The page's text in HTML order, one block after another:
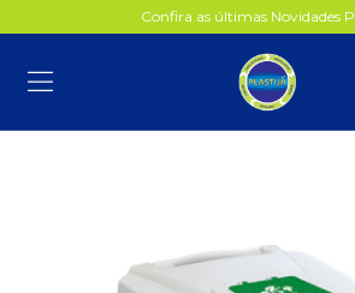
Confira as últimas Novidades